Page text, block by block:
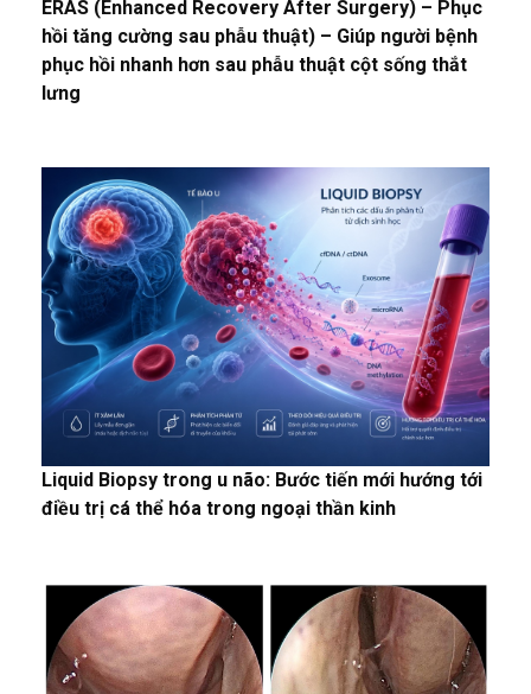
ERAS (Enhanced Recovery After Surgery) – Phục
hồi tăng cường sau phẫu thuật) – Giúp người bệnh
phục hồi nhanh hơn sau phẫu thuật cột sống thắt
lưng
Liquid Biopsy trong u não: Bước tiến mới hướng tới
điều trị cá thể hóa trong ngoại thần kinh